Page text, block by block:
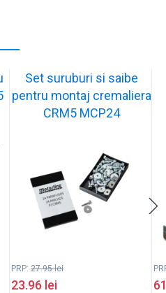
Set suruburi si saibe
pentru montaj cremaliera
CRM5 MCP24
PRP: 27.95lei
23.96 lei